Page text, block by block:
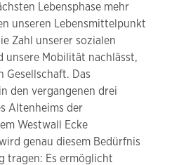
Lebensphase mehr
unseren Lebensmittelpunkt
Zahl unserer sozialen
unsere Mobilität nachlässt,
Gesellschaft. Das
den vergangenen drei
Altenheims der
Westwall Ecke
genau diesem Bedürfnis
tragen: Es ermöglicht